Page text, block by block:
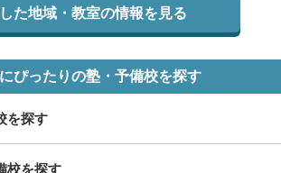
た地域・教室の情報を見る
ぴったりの塾・予備校を探す
を探す
校を探す